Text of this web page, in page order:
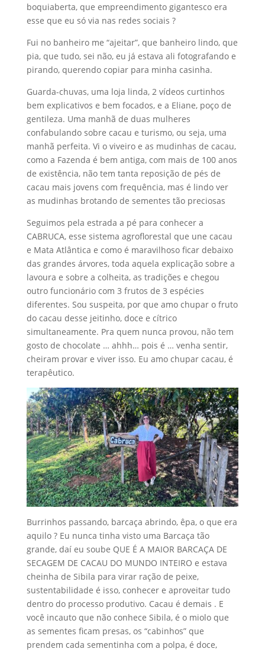
boquiaberta, que empreendimento gigantesco era
esse que eu só via nas redes sociais ?
Fui no banheiro me “ajeitar”, que banheiro lindo, que
pia, que tudo, sei não, eu já estava ali fotografando e
pirando, querendo copiar para minha casinha.
Guarda-chuvas, uma loja linda, 2 vídeos curtinhos
bem explicativos e bem focados, e a Eliane, poço de
gentileza. Uma manhã de duas mulheres
confabulando sobre cacau e turismo, ou seja, uma
manhã perfeita. Vi o viveiro e as mudinhas de cacau,
como a Fazenda é bem antiga, com mais de 100 anos
de existência, não tem tanta reposição de pés de
cacau mais jovens com frequência, mas é lindo ver
as mudinhas brotando de sementes tão preciosas
Seguimos pela estrada a pé para conhecer a
CABRUCA, esse sistema agroflorestal que une cacau
e Mata Atlântica e como é maravilhoso ficar debaixo
das grandes árvores, toda aquela explicação sobre a
lavoura e sobre a colheita, as tradições e chegou
outro funcionário com 3 frutos de 3 espécies
diferentes. Sou suspeita, por que amo chupar o fruto
do cacau desse jeitinho, doce e cítrico
simultaneamente. Pra quem nunca provou, não tem
gosto de chocolate … ahhh… pois é … venha sentir,
cheiram provar e viver isso. Eu amo chupar cacau, é
terapêutico.
Burrinhos passando, barcaça abrindo, êpa, o que era
aquilo ? Eu nunca tinha visto uma Barcaça tão
grande, daí eu soube QUE É A MAIOR BARCAÇA DE
SECAGEM DE CACAU DO MUNDO INTEIRO e estava
cheinha de Sibila para virar ração de peixe,
sustentabilidade é isso, conhecer e aproveitar tudo
dentro do processo produtivo. Cacau é demais . E
você incauto que não conhece Sibila, é o miolo que
as sementes ficam presas, os “cabinhos” que
prendem cada sementinha com a polpa, é doce,